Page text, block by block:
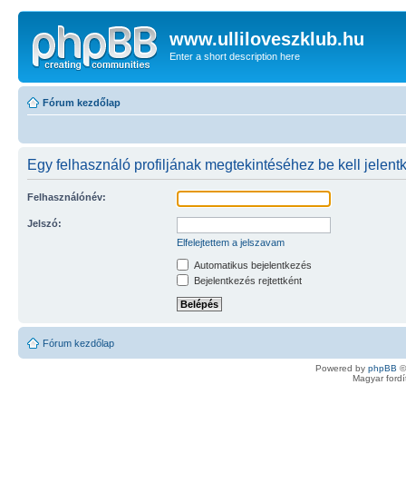
www.ulliloveszklub.hu
Enter a short description here
Fórum kezdőlap
Egy felhasználó profiljának megtekintéséhez be kell
Felhasználónév:
Jelszó:
Elfelejtettem a jelszavam
Automatikus bejelentkezés
Bejelentkezés rejtettként
Fórum kezdőlap
Powered by phpBB
Magyar